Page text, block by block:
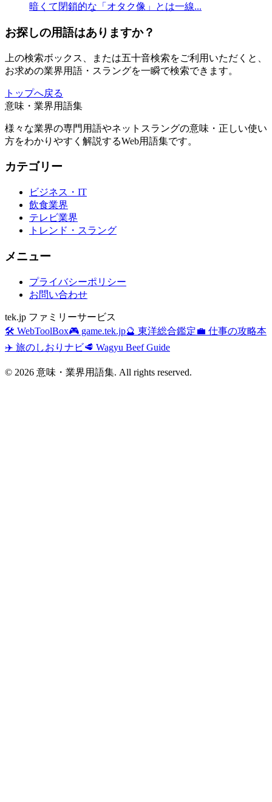
暗くて閉鎖的な「オタク像」とは一線...
お探しの用語はありますか？
上の検索ボックス、または五十音検索をご利用いただくと、
お求めの業界用語・スラングを一瞬で検索できます。
トップへ戻る
意味・業界用語集
様々な業界の専門用語やネットスラングの意味・正しい使い
方をわかりやすく解説するWeb用語集です。
カテゴリー
ビジネス・IT
飲食業界
テレビ業界
トレンド・スラング
メニュー
プライバシーポリシー
お問い合わせ
tek.jp ファミリーサービス
🛠️ WebToolBox🎮 game.tek.jp🔮 東洋総合鑑定💼 仕事の攻略本
✈️ 旅のしおりナビ🥩 Wagyu Beef Guide
© 2026 意味・業界用語集. All rights reserved.